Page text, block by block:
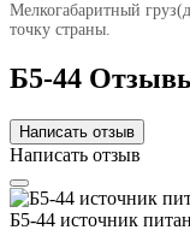
Мелкогабаритный
точку страны.
Б5-44
Написать отзыв
Написать отзыв
Б5-44 источник